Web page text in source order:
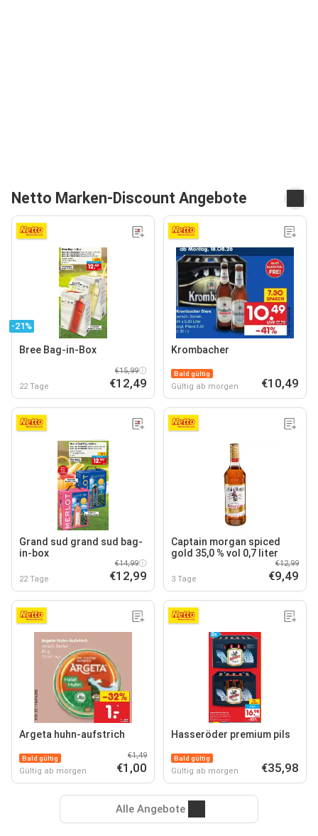
Netto Marken-Discount Angebote
-21%
Bree Bag-in-Box
22 Tage
€15,99
€12,49
Krombacher
Bald gültig
Gültig ab morgen €10,49
Grand sud grand sud bag-
in-box
22 Tage
€14,99
€12,99
Captain morgan spiced
gold 35,0 % vol 0,7 liter
3 Tage
€12,99
€9,49
Argeta huhn-aufstrich
Bald gültig
Gültig ab morgen
€1,49
€1,00
Hasseröder premium pils
Bald gültig
Gültig ab morgen €35,98
Alle Angebote